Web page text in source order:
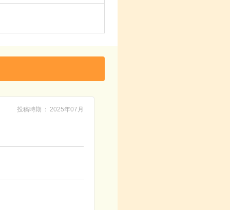
投稿時期 2025年07月